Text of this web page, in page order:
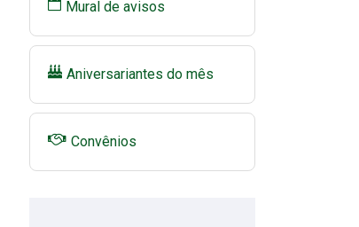
Mural de avisos
Aniversariantes do mês
Convênios